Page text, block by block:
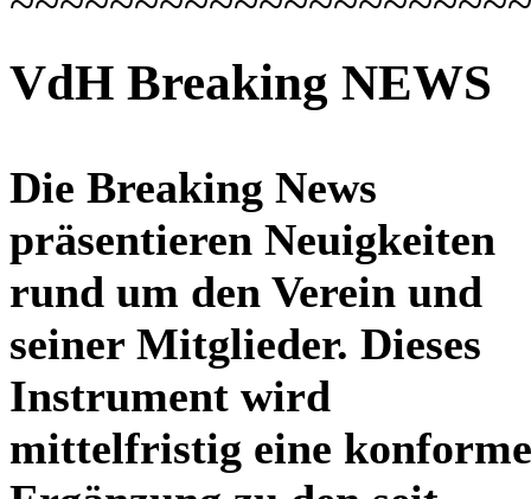
VdH Breaking NEWS
Die Breaking News
präsentieren Neuigkeiten
rund um den Verein und
seiner Mitglieder. Dieses
Instrument wird
mittelfristig eine konforme